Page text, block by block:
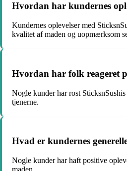
Hvordan har kundernes
Kundernes oplevelser med
kvalitet af maden og uopmærksom
Hvordan har folk reageret
Nogle kunder har rost
tjenerne.
Hvad er kundernes
Nogle kunder har haft positive
maden.